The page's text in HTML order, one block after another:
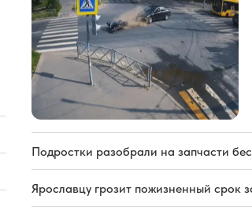
Подростки разобрали на запчасти
Ярославцу грозит пожизненный срок